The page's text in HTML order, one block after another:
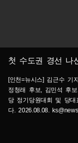
첫 수도권 경선 나
[인천=뉴시스] 김근수 기
정청래 후보, 김민석 후
당 정기당원대회 및 당대
다. 2026.08.08.